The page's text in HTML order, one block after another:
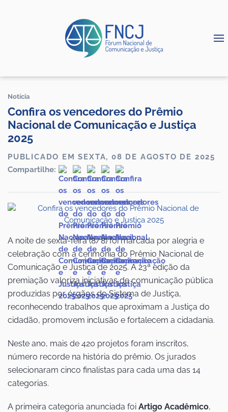
Notícia
Confira os vencedores do Prêmio
Nacional de Comunicação e Justiça
2025
PUBLICADO EM SEXTA, 08 DE AGOSTO DE 2025
Compartilhe:
A noite de sexta-feira (8/8) foi marcada por alegria e
celebração com a cerimônia do Prêmio Nacional de
Comunicação e Justiça de 2025. A 23ª edição da
premiação valoriza iniciativas de comunicação pública
produzidas por órgãos do Sistema de Justiça,
reconhecendo trabalhos que aproximam a Justiça do
cidadão, promovem inclusão e fortalecem a cidadania.
Neste ano, mais de 420 projetos foram inscritos,
número recorde na história do prêmio. Os jurados
selecionaram cinco finalistas para cada uma das 14
categorias.
A primeira categoria anunciada foi Artigo Acadêmico,